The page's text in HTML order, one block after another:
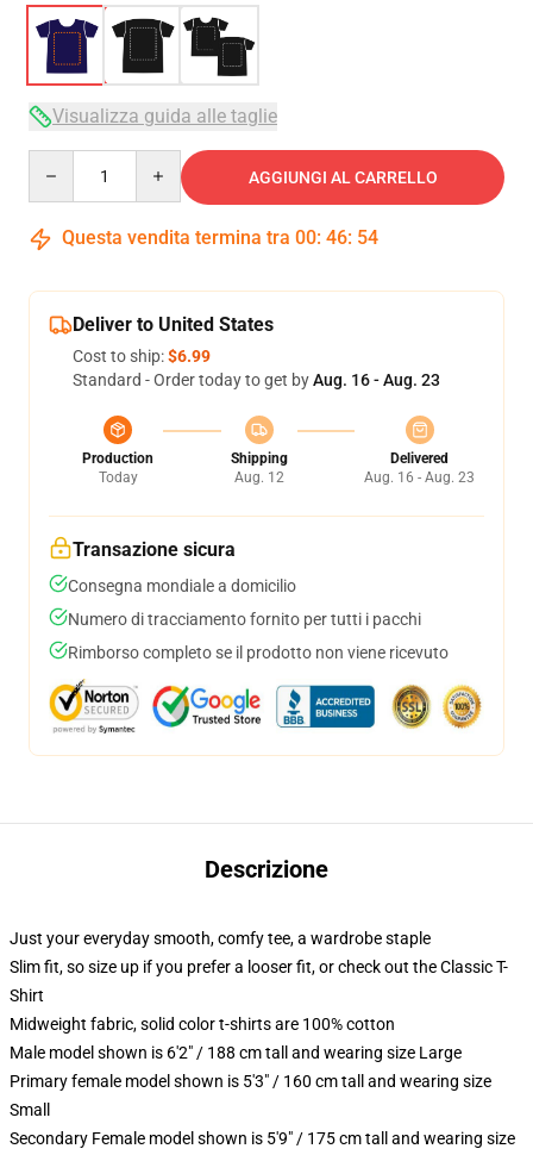
Visualizza guida alle taglie
AGGIUNGI AL CARRELLO
Questa vendita termina tra 00: 46: 54
Deliver to United States
Cost to ship:$6.99
Standard - Order today to get byAug. 16 - Aug. 23
Production
Today
Shipping
Aug. 12
Delivered
Aug. 16 - Aug. 23
Transazione sicura
Consegna mondiale a domicilio
Numero di tracciamento fornito per tutti i pacchi
Rimborso completo se il prodotto non viene ricevuto
Descrizione
Just your everyday smooth, comfy tee, a wardrobe staple
Slim fit, so size up if you prefer a looser fit, or check out the Classic T-
Shirt
Midweight fabric, solid color t-shirts are 100% cotton
Male model shown is 6'2" / 188 cm tall and wearing size Large
Primary female model shown is 5'3" / 160 cm tall and wearing size
Small
Secondary Female model shown is 5'9" / 175 cm tall and wearing size